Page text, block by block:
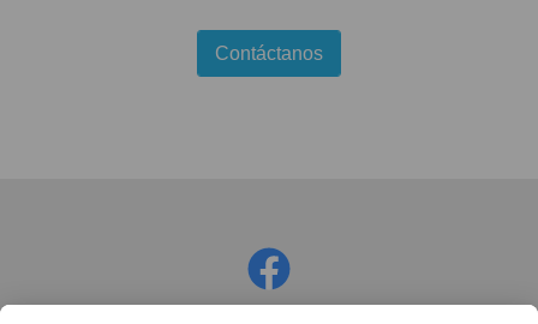
Contáctanos